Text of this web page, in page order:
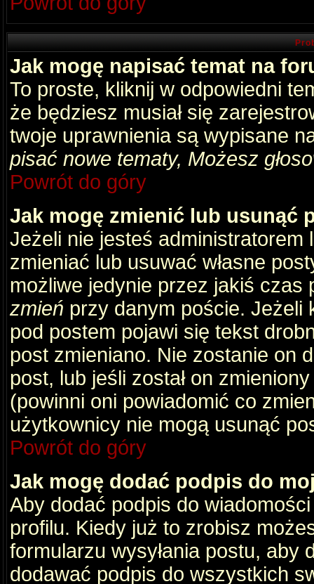
Jak mogę napisać temat na
To proste, kliknij w odpowiedni
że będziesz musiał się
twoje uprawnienia są wypisane
pisać nowe tematy, Możesz
Powrót do góry
Jak mogę zmienić lub usunąć
Jeżeli nie jesteś
zmieniać lub usuwać własne
możliwe jedynie przez jakiś
zmień przy danym poście. Jeżeli
pod postem pojawi się tekst
post zmieniano. Nie zostanie on
post, lub jeśli został on
(powinni oni powiadomić co
użytkownicy nie mogą usunąć
Powrót do góry
Jak mogę dodać podpis do
Aby dodać podpis do
profilu. Kiedy już to zrobisz
formularzu wysyłania postu,
dodawać podpis do wszystkich